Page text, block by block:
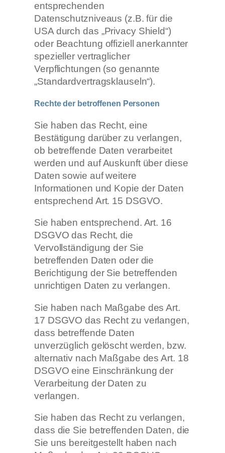
entsprechenden
Datenschutzniveaus (z.B. für die
USA durch das „Privacy Shield“)
oder Beachtung offiziell anerkannter
spezieller vertraglicher
Verpflichtungen (so genannte
„Standardvertragsklauseln“).
Rechte der betroffenen Personen
Sie haben das Recht, eine
Bestätigung darüber zu verlangen,
ob betreffende Daten verarbeitet
werden und auf Auskunft über diese
Daten sowie auf weitere
Informationen und Kopie der Daten
entsprechend Art. 15 DSGVO.
Sie haben entsprechend. Art. 16
DSGVO das Recht, die
Vervollständigung der Sie
betreffenden Daten oder die
Berichtigung der Sie betreffenden
unrichtigen Daten zu verlangen.
Sie haben nach Maßgabe des Art.
17 DSGVO das Recht zu verlangen,
dass betreffende Daten
unverzüglich gelöscht werden, bzw.
alternativ nach Maßgabe des Art. 18
DSGVO eine Einschränkung der
Verarbeitung der Daten zu
verlangen.
Sie haben das Recht zu verlangen,
dass die Sie betreffenden Daten, die
Sie uns bereitgestellt haben nach